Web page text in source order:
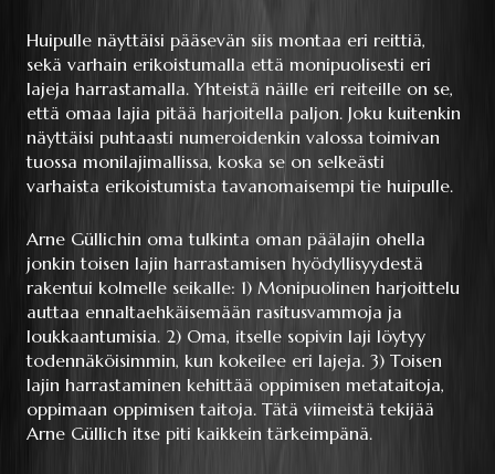
Huipulle näyttäisi pääsevän siis montaa eri reittiä,
sekä varhain erikoistumalla että monipuolisesti eri
lajeja harrastamalla. Yhteistä näille eri reiteille on se,
että omaa lajia pitää harjoitella paljon. Joku kuitenkin
näyttäisi puhtaasti numeroidenkin valossa toimivan
tuossa monilajimallissa, koska se on selkeästi
varhaista erikoistumista tavanomaisempi tie huipulle.
Arne Güllichin oma tulkinta oman päälajin ohella
jonkin toisen lajin harrastamisen hyödyllisyydestä
rakentui kolmelle seikalle: 1) Monipuolinen harjoittelu
auttaa ennaltaehkäisemään rasitusvammoja ja
loukkaantumisia. 2) Oma, itselle sopivin laji löytyy
todennäköisimmin, kun kokeilee eri lajeja. 3) Toisen
lajin harrastaminen kehittää oppimisen metataitoja,
oppimaan oppimisen taitoja. Tätä viimeistä tekijää
Arne Güllich itse piti kaikkein tärkeimpänä.